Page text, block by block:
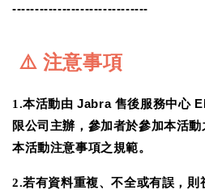
------------------------------
⚠️ 注意事項
1.本活動由 Jabra 售後服務中心
限公司主辦，參加者於參加本活
本活動注意事項之規範。
2.若有資料重複、不全或有誤，